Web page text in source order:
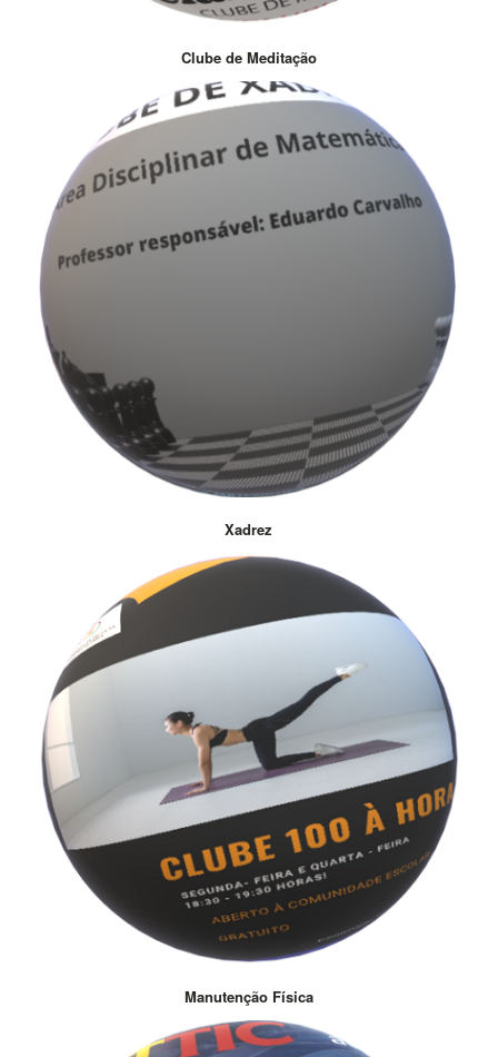
Clube de Meditação
Xadrez
Manutenção Física